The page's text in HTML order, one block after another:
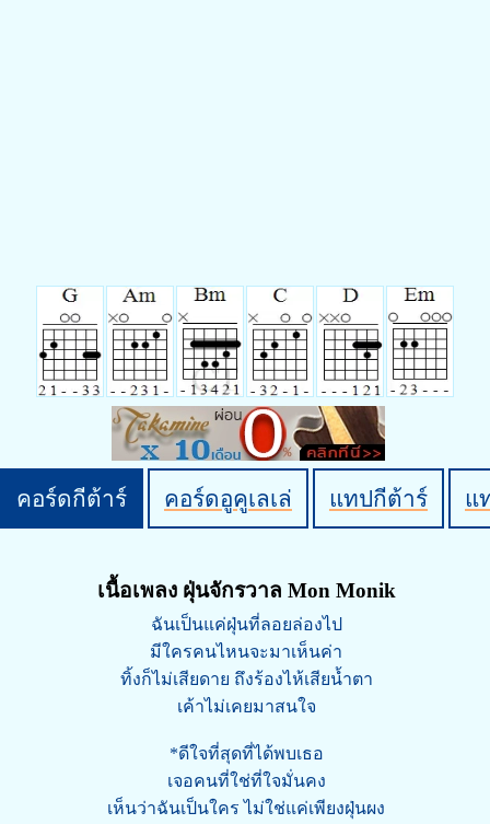
คอร์ดกีต้าร์ คอร์ดอูคูเลเล่ แทปกีต้าร์ แ
เนื้อเพลง ฝุ่นจักรวาล Mon Monik
ฉันเป็นแค่ฝุ่นที่ลอยล่องไป
มีใครคนไหนจะมาเห็นค่า
ทิ้งก็ไม่เสียดาย ถึงร้องไห้เสียน้ำตา
เค้าไม่เคยมาสนใจ
*ดีใจที่สุดที่ได้พบเธอ
เจอคนที่ใช่ที่ใจมั่นคง
เห็นว่าฉันเป็นใคร ไม่ใช่แค่เพียงฝุ่นผง